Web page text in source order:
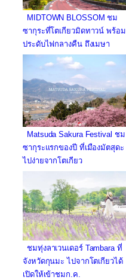
MIDTOWN BLOSSOM ชม
ซากุระที่โตเกียวมิดทาวน์ พร้อม
ประดับไฟกลางคืน ถึงเมษา
Matsuda Sakura Festival ชม
ซากุระแรกของปี ที่เมืองมัตสุดะ
ไปง่ายจากโตเกียว
ชมทุ่งลาเวนเดอร์ Tambara ที่
จังหวัดกุนมะ ไปจากโตเกียวได้
เปิดให้เข้าชมก.ค.